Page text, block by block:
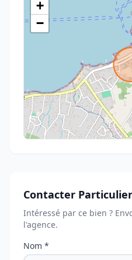
+
−
Contacter Particulier
Intéressé par ce bien ?
l'agence.
Nom *